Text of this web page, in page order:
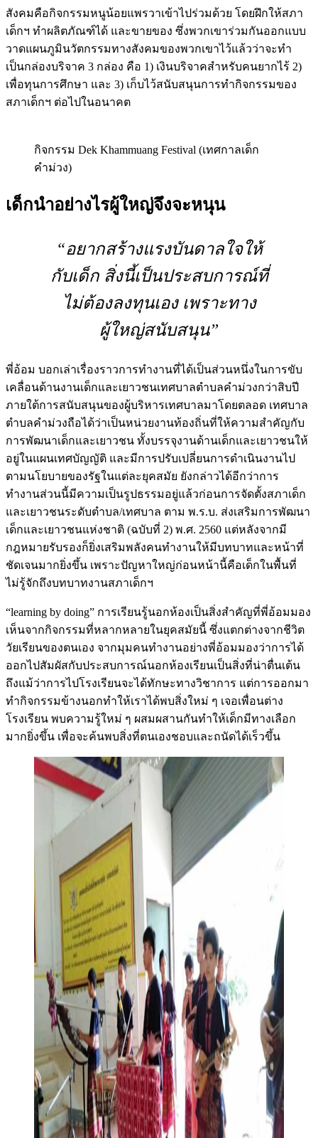
สังคมคือกิจกรรมหนูน้อยแพรวาเข้าไปร่วมด้วย โดยฝึกให้สภา
เด็กฯ ทำผลิตภัณฑ์ได้ และขายของ ซึ่งพวกเขาร่วมกันออกแบบ
วาดแผนภูมินวัตกรรมทางสังคมของพวกเขาไว้แล้วว่าจะทำ
เป็นกล่องบริจาค 3 กล่อง คือ 1) เงินบริจาคสำหรับคนยากไร้ 2)
เพื่อทุนการศึกษา และ 3) เก็บไว้สนับสนุนการทำกิจกรรมของ
สภาเด็กฯ ต่อไปในอนาคต
กิจกรรม Dek Khammuang Festival (เทศกาลเด็ก
คำม่วง)
เด็กนำอย่างไรผู้ใหญ่จึงจะหนุน
“อยากสร้างแรงบันดาลใจให้
กับเด็ก สิ่งนี้เป็นประสบการณ์ที่
ไม่ต้องลงทุนเอง เพราะทาง
ผู้ใหญ่สนับสนุน”
พี่อ้อม บอกเล่าเรื่องราวการทำงานที่ได้เป็นส่วนหนึ่งในการขับ
เคลื่อนด้านงานเด็กและเยาวชนเทศบาลตำบลคำม่วงกว่าสิบปี
ภายใต้การสนับสนุนของผู้บริหารเทศบาลมาโดยตลอด เทศบาล
ตำบลคำม่วงถือได้ว่าเป็นหน่วยงานท้องถิ่นที่ให้ความสำคัญกับ
การพัฒนาเด็กและเยาวชน ทั้งบรรจุงานด้านเด็กและเยาวชนให้
อยู่ในแผนเทศบัญญัติ และมีการปรับเปลี่ยนการดำเนินงานไป
ตามนโยบายของรัฐในแต่ละยุคสมัย ยังกล่าวได้อีกว่าการ
ทำงานส่วนนี้มีความเป็นรูปธรรมอยู่แล้วก่อนการจัดตั้งสภาเด็ก
และเยาวชนระดับตำบล/เทศบาล ตาม พ.ร.บ. ส่งเสริมการพัฒนา
เด็กและเยาวชนแห่งชาติ (ฉบับที่ 2) พ.ศ. 2560 แต่หลังจากมี
กฎหมายรับรองก็ยิ่งเสริมพลังคนทำงานให้มีบทบาทและหน้าที่
ชัดเจนมากยิ่งขึ้น เพราะปัญหาใหญ่ก่อนหน้านี้คือเด็กในพื้นที่
ไม่รู้จักถึงบทบาทงานสภาเด็กฯ
“learning by doing” การเรียนรู้นอกห้องเป็นสิ่งสำคัญที่พี่อ้อมมอง
เห็นจากกิจกรรมที่หลากหลายในยุคสมัยนี้ ซึ่งแตกต่างจากชีวิต
วัยเรียนของตนเอง จากมุมคนทำงานอย่างพี่อ้อมมองว่าการได้
ออกไปสัมผัสกับประสบการณ์นอกห้องเรียนเป็นสิ่งที่น่าตื่นเต้น
ถึงแม้ว่าการไปโรงเรียนจะได้ทักษะทางวิชาการ แต่การออกมา
ทำกิจกรรมข้างนอกทำให้เราได้พบสิ่งใหม่ ๆ เจอเพื่อนต่าง
โรงเรียน พบความรู้ใหม่ ๆ ผสมผสานกันทำให้เด็กมีทางเลือก
มากยิ่งขึ้น เพื่อจะค้นพบสิ่งที่ตนเองชอบและถนัดได้เร็วขึ้น